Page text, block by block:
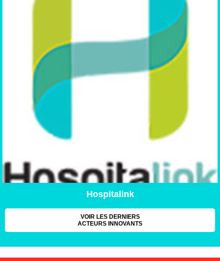
Hospitalink
VOIR LES DERNIERS
ACTEURS INNOVANTS